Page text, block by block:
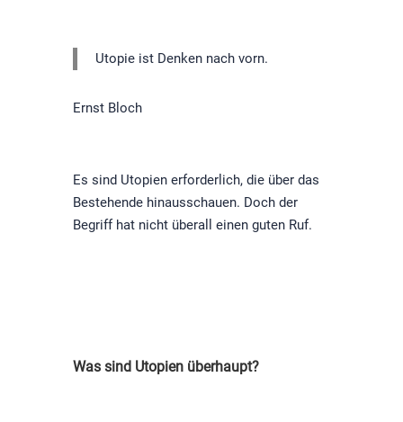
Utopie ist Denken nach vorn.
Ernst Bloch
Es sind Utopien erforderlich, die über das
Bestehende hinausschauen. Doch der
Begriff hat nicht überall einen guten Ruf.
Was sind Utopien überhaupt?